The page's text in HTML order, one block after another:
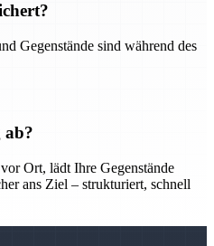
Gegenstände sind während des
ab?
Ort, lädt Ihre Gegenstände
ans Ziel – strukturiert, schnell